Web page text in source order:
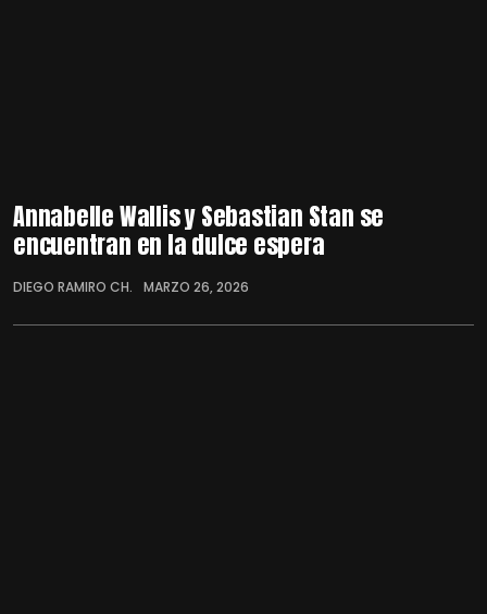
Annabelle Wallis y Sebastian Stan se
encuentran en la dulce espera
DIEGO RAMIRO CH. MARZO 26, 2026